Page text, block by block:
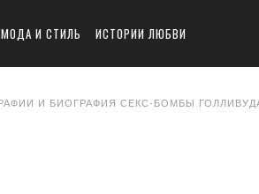
МОДА И СТИЛЬ ИСТОРИИ ЛЮБВИ
И БИОГРАФИЯ СЕКС-БОМБЫ